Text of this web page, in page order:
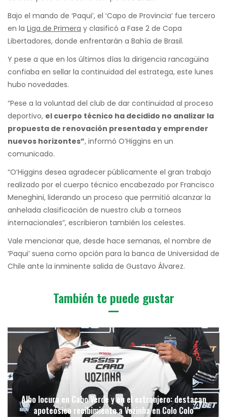
Bajo el mando de ‘Paqui’, el ‘Capo de Provincia’ fue tercero
en la Liga de Primera y clasificó a Fase 2 de Copa
Libertadores, donde enfrentarán a Bahía de Brasil.
Y pese a que en los últimos días la dirigencia rancagüina
confiaba en sellar la continuidad del estratega, este lunes
hubo novedades.
“Pese a la voluntad del club de dar continuidad al proceso
deportivo, el cuerpo técnico ha decidido no analizar la
propuesta de renovación presentada y emprender
nuevos horizontes”, informó O’Higgins en un
comunicado.
“O’Higgins desea agradecer públicamente el gran trabajo
realizado por el cuerpo técnico encabezado por Francisco
Meneghini, liderando un proceso que permitió alcanzar la
anhelada clasificación de nuestro club a torneos
internacionales”, escribieron también los celestes.
Vale mencionar que, desde hace semanas, el nombre de
‘Paqui’ suena como opción para la banca de Universidad de
Chile ante la inminente salida de Gustavo Álvarez.
También te puede gustar
Albo locura en Cabo Verde y en el extranjero: destacan
apoteósico recibimiento a Vozinha en Colo Colo